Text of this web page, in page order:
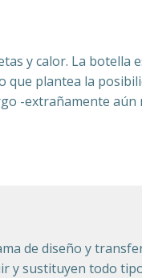
y calor. La botella
que plantea la
-extrañamente
de diseño y
y sustituyen todo